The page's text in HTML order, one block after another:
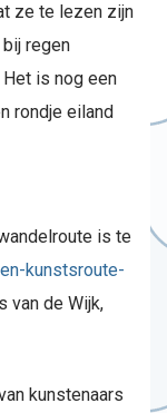
ze te lezen zijn
regen
is nog een
rondje eiland
is te
kunstsroute-
van de Wijk,
kunstenaars